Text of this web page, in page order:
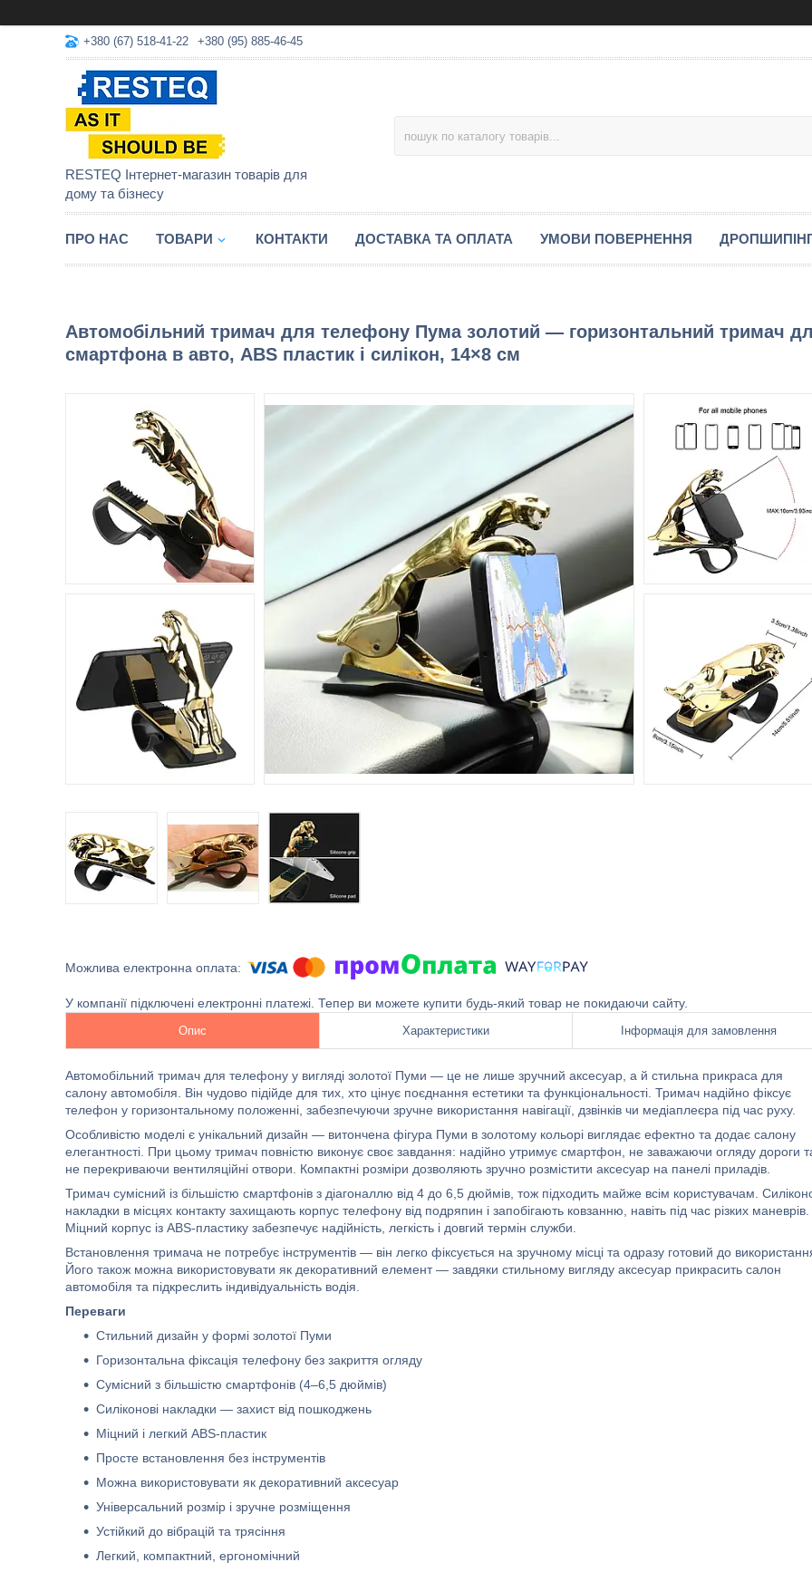
+380 (67) 518-41-22 +380 (95) 885-46-45
RESTEQ Інтернет-магазин товарів для
дому та бізнесу
ПРО НАС ТОВАРИ КОНТАКТИ ДОСТАВКА ТА ОПЛАТА УМОВИ ПОВЕРНЕННЯ
Автомобільний тримач для телефону Пума золотий — горизонтальний тримач
смартфона в авто, ABS пластик і силікон, 14×8 см
У компанії підключені електронні платежі. Тепер ви можете купити будь-який товар не покидаючи сайту.
Опис Характеристики Інформація для замовлення
Автомобільний тримач для телефону у вигляді золотої Пуми — це не лише зручний аксесуар, а й стильна прикраса для
салону автомобіля. Він чудово підійде для тих, хто цінує поєднання естетики та функціональності. Тримач надійно фіксує
телефон у горизонтальному положенні, забезпечуючи зручне використання навігації, дзвінків чи медіаплеєра під час руху.
Особливістю моделі є унікальний дизайн — витончена фігура Пуми в золотому кольорі виглядає ефектно та додає салону
елегантності. При цьому тримач повністю виконує своє завдання: надійно утримує смартфон, не заважаючи огляду дороги
не перекриваючи вентиляційні отвори. Компактні розміри дозволяють зручно розмістити аксесуар на панелі приладів.
Тримач сумісний із більшістю смартфонів з діагоналлю від 4 до 6,5 дюймів, тож підходить майже всім користувачам.
накладки в місцях контакту захищають корпус телефону від подряпин і запобігають ковзанню, навіть під час різких маневрів.
Міцний корпус із ABS-пластику забезпечує надійність, легкість і довгий термін служби.
Встановлення тримача не потребує інструментів — він легко фіксується на зручному місці та одразу готовий до
Його також можна використовувати як декоративний елемент — завдяки стильному вигляду аксесуар прикрасить салон
автомобіля та підкреслить індивідуальність водія.
Переваги
Стильний дизайн у формі золотої Пуми
Горизонтальна фіксація телефону без закриття огляду
Сумісний з більшістю смартфонів (4–6,5 дюймів)
Силіконові накладки — захист від пошкоджень
Міцний і легкий ABS-пластик
Просте встановлення без інструментів
Можна використовувати як декоративний аксесуар
Універсальний розмір і зручне розміщення
Устійкий до вібрацій та трясіння
Легкий, компактний, ергономічний